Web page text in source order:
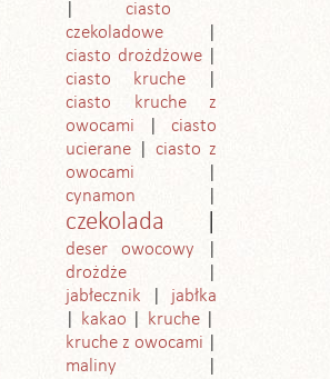
ciasto
czekoladowe
ciasto drożdżowe
ciasto kruche
ciasto kruche z
owocami
ciasto
ucierane
ciasto z
owocami
cynamon
czekolada
deser owocowy
drożdże
jabłecznik
jabłka
kakao
kruche
kruche z owocami
maliny